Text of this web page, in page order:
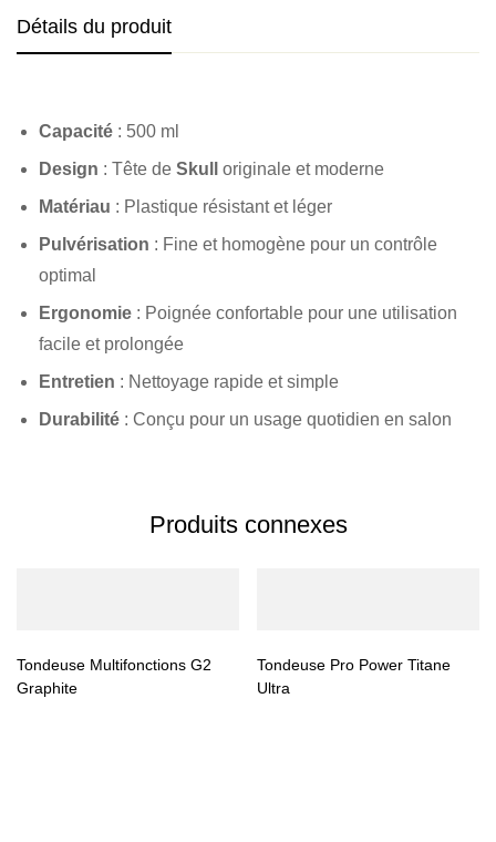
Détails du produit
Capacité : 500 ml
Design : Tête de Skull
originale et moderne
Matériau : Plastique résistant et léger
Pulvérisation : Fine et homogène pour un contrôle
optimal
Ergonomie : Poignée confortable pour une utilisation
facile et prolongée
Entretien : Nettoyage rapide et simple
Durabilité : Conçu pour un usage quotidien en salon
Produits connexes
Tondeuse Multifonctions G2
Graphite
Tondeuse Pro Power Titane
Ultra